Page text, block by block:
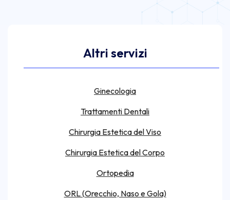
Altri servizi
Ginecologia
Trattamenti Dentali
Chirurgia Estetica del Viso
Chirurgia Estetica del Corpo
Ortopedia
ORL (Orecchio, Naso e Gola)